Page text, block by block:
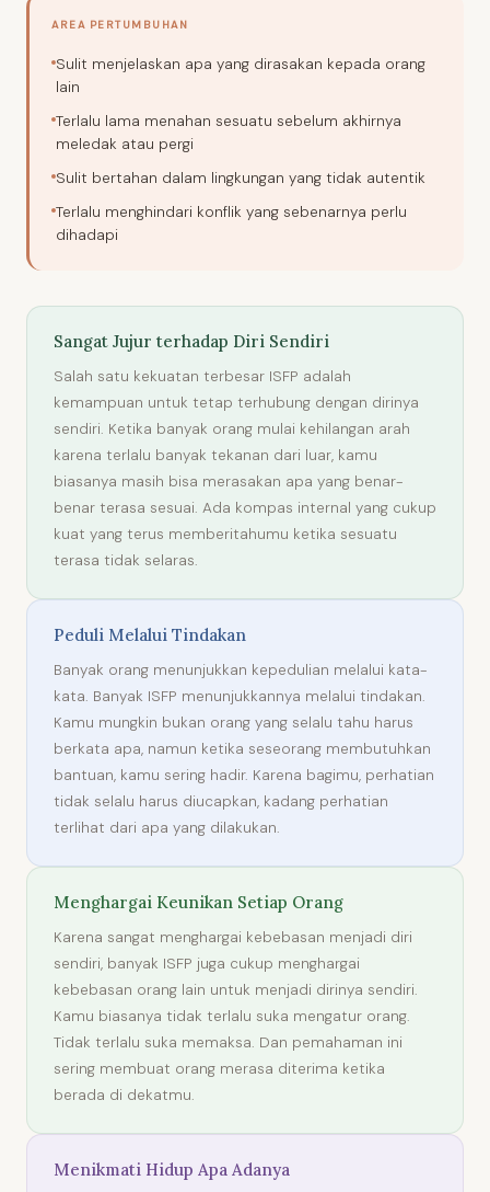
AREA PERTUMBUHAN
Sulit menjelaskan apa yang dirasakan kepada orang
lain
Terlalu lama menahan sesuatu sebelum akhirnya
meledak atau pergi
Sulit bertahan dalam lingkungan yang tidak autentik
Terlalu menghindari konflik yang sebenarnya perlu
dihadapi
Sangat Jujur terhadap Diri Sendiri
Salah satu kekuatan terbesar ISFP adalah
kemampuan untuk tetap terhubung dengan dirinya
sendiri. Ketika banyak orang mulai kehilangan arah
karena terlalu banyak tekanan dari luar, kamu
biasanya masih bisa merasakan apa yang benar-
benar terasa sesuai. Ada kompas internal yang cukup
kuat yang terus memberitahumu ketika sesuatu
terasa tidak selaras.
Peduli Melalui Tindakan
Banyak orang menunjukkan kepedulian melalui kata-
kata. Banyak ISFP menunjukkannya melalui tindakan.
Kamu mungkin bukan orang yang selalu tahu harus
berkata apa, namun ketika seseorang membutuhkan
bantuan, kamu sering hadir. Karena bagimu, perhatian
tidak selalu harus diucapkan, kadang perhatian
terlihat dari apa yang dilakukan.
Menghargai Keunikan Setiap Orang
Karena sangat menghargai kebebasan menjadi diri
sendiri, banyak ISFP juga cukup menghargai
kebebasan orang lain untuk menjadi dirinya sendiri.
Kamu biasanya tidak terlalu suka mengatur orang.
Tidak terlalu suka memaksa. Dan pemahaman ini
sering membuat orang merasa diterima ketika
berada di dekatmu.
Menikmati Hidup Apa Adanya